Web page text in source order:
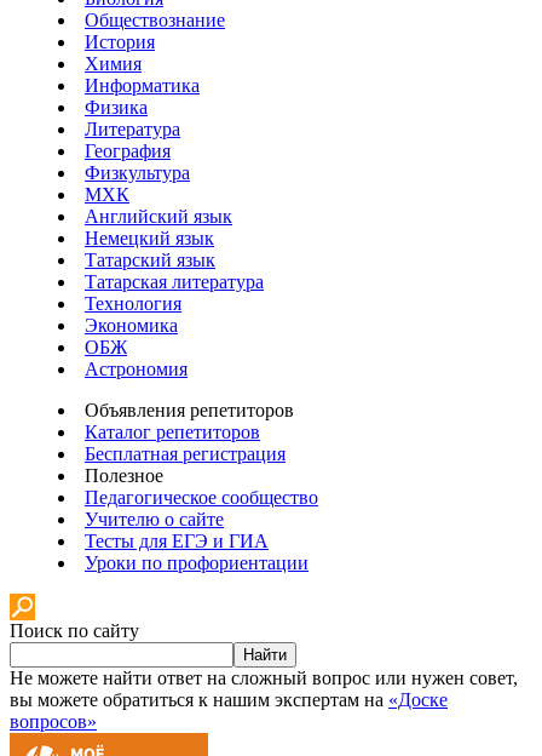
Обществознание
История
Химия
Информатика
Физика
Литература
География
Физкультура
МХК
Английский язык
Немецкий язык
Татарский язык
Татарская литература
Технология
Экономика
ОБЖ
Астрономия
Объявления репетиторов
Каталог репетиторов
Бесплатная регистрация
Полезное
Педагогическое сообщество
Учителю о сайте
Тесты для ЕГЭ и ГИА
Уроки по профориентации
Поиск по сайту
Найти
Не можете найти ответ на сложный вопрос или нужен совет,
вы можете обратиться к нашим экспертам на «Доске
вопросов»